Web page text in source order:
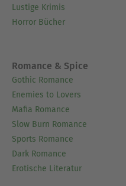
Lustige Krimis
Horror Bücher
Romance & Spice
Gothic Romance
Enemies to Lovers
Mafia Romance
Slow Burn Romance
Sports Romance
Dark Romance
Erotische Literatur